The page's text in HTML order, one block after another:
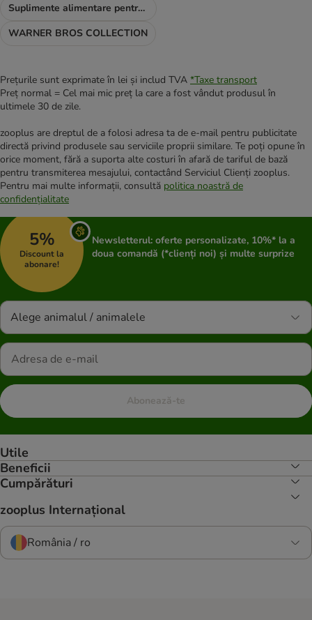
Suplimente alimentare pentru câini
WARNER BROS COLLECTION
Prețurile sunt exprimate în lei și includ TVA *Taxe transport
Preț normal = Cel mai mic preț la care a fost vândut produsul în
ultimele 30 de zile.
zooplus are dreptul de a folosi adresa ta de e-mail pentru publicitate
directă privind produsele sau serviciile proprii similare. Te poți opune în
orice moment, fără a suporta alte costuri în afară de tariful de bază
pentru transmiterea mesajului, contactând Serviciul Clienți zooplus.
Pentru mai multe informații, consultă politica noastră de
confidențialitate
5%
Discount la
abonare!
Newsletterul: oferte personalizate, 10%* la a
doua comandă (*clienți noi) și multe surprize
Alege animalul / animalele
Abonează-te
Utile
Beneficii
Cumpărături
zooplus Internațional
România / ro